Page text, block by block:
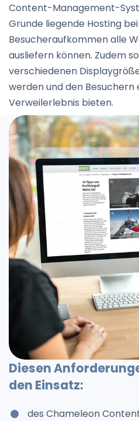
Content-Management-
Grunde liegende Hosting
Besucheraufkommen alle
ausliefern können. Zudem
verschiedenen
werden und den Besuchern
Verweilerlebnis bieten.
Diesen
den Einsatz:
des Chameleon